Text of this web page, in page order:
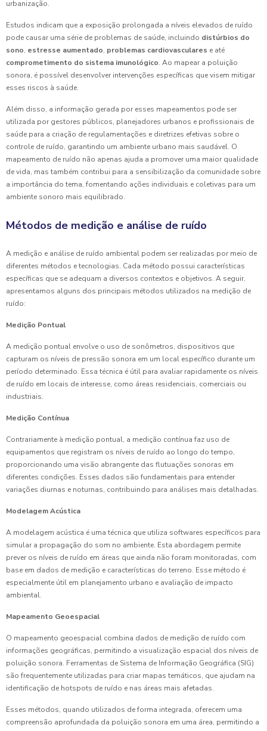
urbanização.
Estudos indicam que a exposição prolongada a níveis elevados de ruído
pode causar uma série de problemas de saúde, incluindo distúrbios do
sono, estresse aumentado, problemas cardiovasculares e até
comprometimento do sistema imunológico. Ao mapear a poluição
sonora, é possível desenvolver intervenções específicas que visem mitigar
esses riscos à saúde.
Além disso, a informação gerada por esses mapeamentos pode ser
utilizada por gestores públicos, planejadores urbanos e profissionais de
saúde para a criação de regulamentações e diretrizes efetivas sobre o
controle de ruído, garantindo um ambiente urbano mais saudável. O
mapeamento de ruído não apenas ajuda a promover uma maior qualidade
de vida, mas também contribui para a sensibilização da comunidade sobre
a importância do tema, fomentando ações individuais e coletivas para um
ambiente sonoro mais equilibrado.
Métodos de medição e análise de ruído
A medição e análise de ruído ambiental podem ser realizadas por meio de
diferentes métodos e tecnologias. Cada método possui características
específicas que se adequam a diversos contextos e objetivos. A seguir,
apresentamos alguns dos principais métodos utilizados na medição de
ruído:
Medição Pontual
A medição pontual envolve o uso de sonômetros, dispositivos que
capturam os níveis de pressão sonora em um local específico durante um
período determinado. Essa técnica é útil para avaliar rapidamente os níveis
de ruído em locais de interesse, como áreas residenciais, comerciais ou
industriais.
Medição Contínua
Contrariamente à medição pontual, a medição contínua faz uso de
equipamentos que registram os níveis de ruído ao longo do tempo,
proporcionando uma visão abrangente das flutuações sonoras em
diferentes condições. Esses dados são fundamentais para entender
variações diurnas e noturnas, contribuindo para análises mais detalhadas.
Modelagem Acústica
A modelagem acústica é uma técnica que utiliza softwares específicos para
simular a propagação do som no ambiente. Esta abordagem permite
prever os níveis de ruído em áreas que ainda não foram monitoradas, com
base em dados de medição e características do terreno. Esse método é
especialmente útil em planejamento urbano e avaliação de impacto
ambiental.
Mapeamento Geoespacial
O mapeamento geoespacial combina dados de medição de ruído com
informações geográficas, permitindo a visualização espacial dos níveis de
poluição sonora. Ferramentas de Sistema de Informação Geográfica (SIG)
são frequentemente utilizadas para criar mapas temáticos, que ajudam na
identificação de hotspots de ruído e nas áreas mais afetadas.
Esses métodos, quando utilizados de forma integrada, oferecem uma
compreensão aprofundada da poluição sonora em uma área, permitindo a